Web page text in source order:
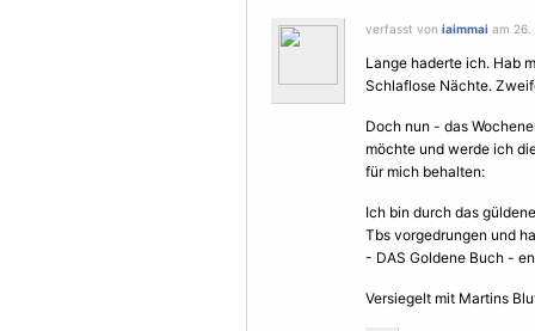
verfasst von iaimmai am 26.
Lange haderte ich. Hab
Schlaflose Nächte.
Doch nun - das
möchte und werde ich
für mich behalten:
Ich bin durch das
Tbs vorgedrungen und
- DAS Goldene Buch -
Versiegelt mit Martins